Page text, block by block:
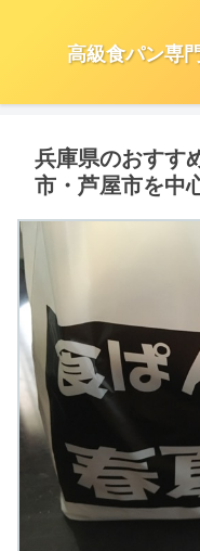
高級食パン専
兵庫県のおすす
市・芦屋市を中